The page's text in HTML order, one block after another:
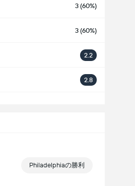
3 (60%)
3 (60%)
2.2
2.8
Philadelphiaの勝利